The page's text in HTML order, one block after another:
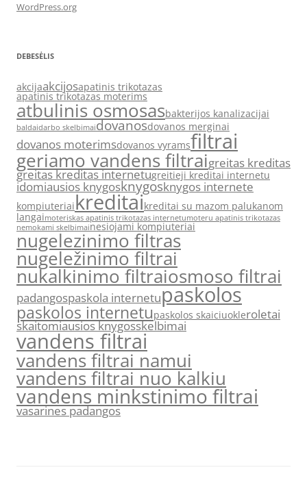
WordPress.org
DEBESĖLIS
akcijaakcijosapatinis trikotazas
apatinis trikotazas moterims
atbulinis osmosasbakterijos kanalizacijai
baldaidarbo skelbimaidovanosdovanos merginai
dovanos moterimsdovanos vyramsfiltrai
geriamo vandens filtraigreitas kreditas
greitas kreditas internetugreitieji kreditai internetu
idomiausios knygosknygosknygos internete
kompiuteriaikreditaikreditai su mazom palukanom
langaimoteriskas apatinis trikotazas internetumoteru apatinis trikotazas
nemokami skelbimainesiojami kompiuteriai
nugelezinimo filtras
nugeležinimo filtrai
nukalkinimo filtraiosmoso filtrai
padangospaskola internetupaskolos
paskolos internetupaskolos skaiciuokleroletai
skaitomiausios knygosskelbimai
vandens filtrai
vandens filtrai namui
vandens filtrai nuo kalkiu
vandens minkstinimo filtrai
vasarines padangos